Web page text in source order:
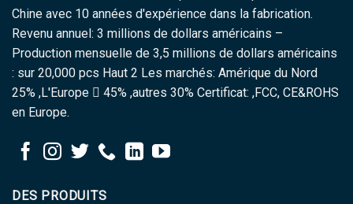
Chine avec 10 années d'expérience dans la fabrication.
Revenu annuel: 3 millions de dollars américains –
Production mensuelle de 3,5 millions de dollars américains
: sur 20,000 pcs Haut 2 Les marchés: Amérique du Nord
25% ,L'Europe  45% ,autres 30% Certificat: ,FCC, CE&ROHS
en Europe.
DES PRODUITS